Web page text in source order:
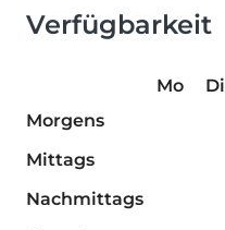
Verfügbarkeit
Mo Di
Morgens
Mittags
Nachmittags